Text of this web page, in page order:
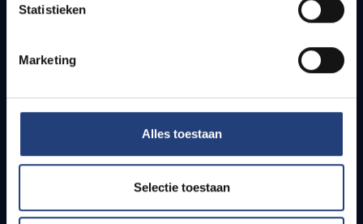
Statistieken
Marketing
Alles toestaan
Selectie toestaan
How to get to the VUB campuses
Students
PhD students
Teachers and secondary schools